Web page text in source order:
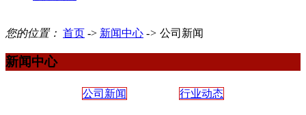
您的位置： 首页 -> 新闻中心 -> 公司新闻
新闻中心
公司新闻 行业动态